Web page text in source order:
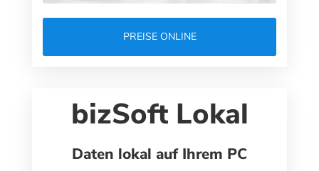
PREISE ONLINE
bizSoft Lokal
Daten lokal auf Ihrem PC